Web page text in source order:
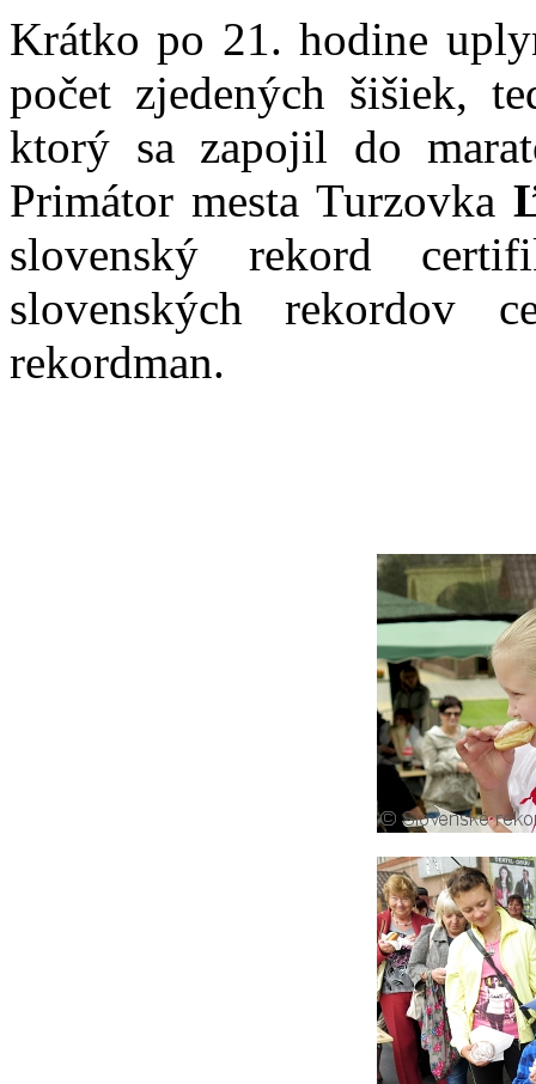
Krátko po 21. hodine
počet zjedených šišiek,
ktorý sa zapojil do
Primátor mesta Turzovka
slovenský rekord
slovenských rekordov
rekordman.